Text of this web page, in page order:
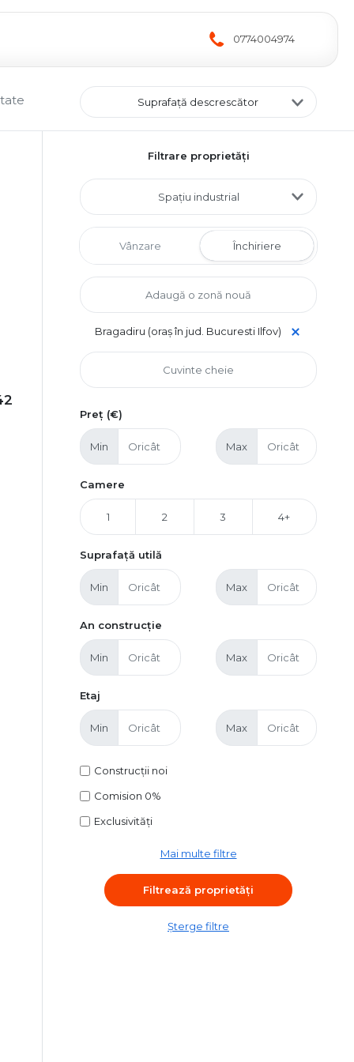
0774004974
Suprafață descrescător
Filtrare proprietăți
Spațiu industrial
Vânzare Închiriere
Bragadiru (oraș în jud. Bucuresti Ilfov)
Preț (€)
Min Max
Camere
1 2 3 4+
Suprafață utilă
Min Max
An construcție
Min Max
Etaj
Min Max
Construcții noi
Comision 0%
Exclusivități
Mai multe filtre
Șterge filtre